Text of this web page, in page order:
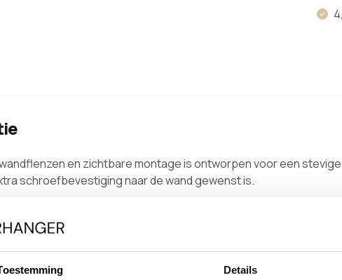
Details
en zichtbare montage is ontworpen voor een
schroefbevestiging naar de wand gewenst is.
de wand biedt de mogelijkheid om de garderobestang te
is deze garderobestang geschikt voor overspanningen tot
aangehouden. De montage biedt een speling van circa ±2